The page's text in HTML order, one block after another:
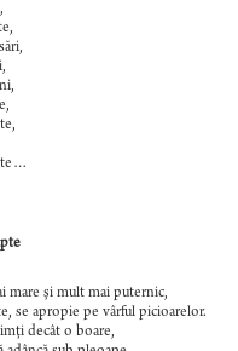
mare şi mult mai puternic,
se apropie pe vârful picioarelor.
decât o boare,